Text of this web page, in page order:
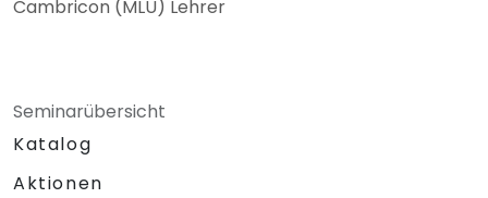
Cambricon (MLU) Lehrer
Seminarübersicht
Katalog
Aktionen